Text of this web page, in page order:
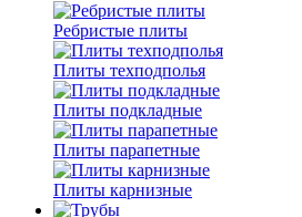
Ребристые плиты
Плиты техподполья
Плиты подкладные
Плиты парапетные
Плиты карнизные